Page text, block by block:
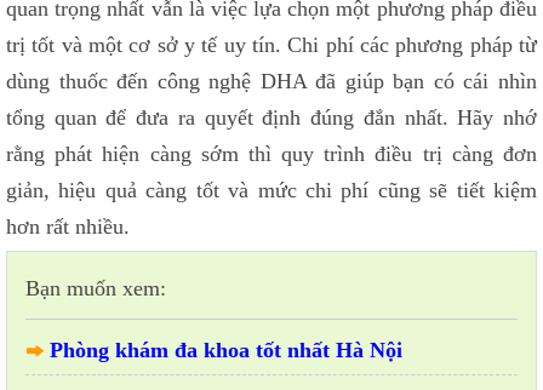
quan trọng nhất vẫn là việc lựa chọn một phương pháp điều
trị tốt và một cơ sở y tế uy tín. Chi phí các phương pháp từ
dùng thuốc đến công nghệ DHA đã giúp bạn có cái nhìn
tổng quan để đưa ra quyết định đúng đắn nhất. Hãy nhớ
rằng phát hiện càng sớm thì quy trình điều trị càng đơn
giản, hiệu quả càng tốt và mức chi phí cũng sẽ tiết kiệm
hơn rất nhiều.
Bạn muốn xem:
Phòng khám đa khoa tốt nhất Hà Nội